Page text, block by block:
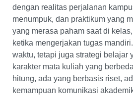
dengan realitas perjalanan
menumpuk, dan praktikum yang
yang merasa paham saat di
ketika mengerjakan tugas
waktu, tetapi juga strategi belajar
karakter mata kuliah yang
hitung, ada yang berbasis riset,
kemampuan komunikasi